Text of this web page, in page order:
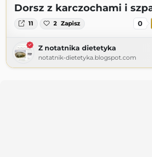
Dorsz z karczochami i
11 2 Zapisz 0
Z notatnika dietetyka
notatnik-dietetyka.blogspot.com